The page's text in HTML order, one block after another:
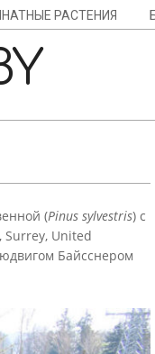
РАСТЕНИЯ
(Pinus sylvestris) с
Surrey, United
Байсснером